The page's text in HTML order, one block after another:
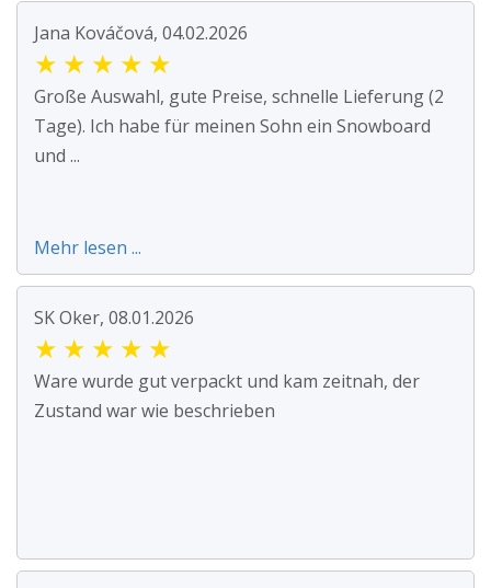
Jana Kováčová, 04.02.2026
★ ★ ★ ★ ★
Große Auswahl, gute Preise, schnelle Lieferung (2
Tage). Ich habe für meinen Sohn ein Snowboard
und ...
Mehr lesen ...
SK Oker, 08.01.2026
★ ★ ★ ★ ★
Ware wurde gut verpackt und kam zeitnah, der
Zustand war wie beschrieben